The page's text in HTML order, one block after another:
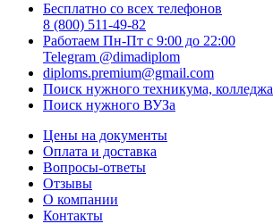
Бесплатно со всех телефонов
8 (800) 511-49-82
Работаем Пн-Пт с 9:00 до 22:00
Telegram @dimadiplom
diploms.premium@gmail.com
Поиск нужного техникума, колледжа
Поиск нужного ВУЗа
Цены на документы
Оплата и доставка
Вопросы-ответы
Отзывы
О компании
Контакты